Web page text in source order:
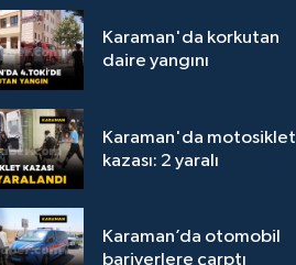
Karaman'da korkutan
daire yangını
Karaman'da motosiklet
kazası: 2 yaralı
Karaman’da otomobil
bariyerlere çarptı